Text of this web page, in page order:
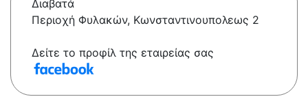
Διαβατά
Περιοχή Φυλακών, Κωνσταντινουπολεως 2
Δείτε το προφίλ της εταιρείας σας